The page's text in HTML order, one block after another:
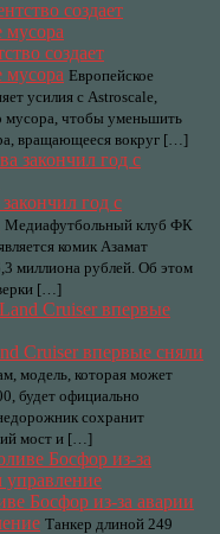
создает
мусора Европейское
усилия с Astroscale,
мусора, чтобы уменьшить
вращающееся вокруг […]
год с
Медиафутбольный клуб ФК
комик Азамат
миллиона рублей. Об этом
[…]
Cruiser впервые сняли
модель, которая может
будет официально
сохранит
мост и […]
Босфор из-за аварии
Танкер длиной 249